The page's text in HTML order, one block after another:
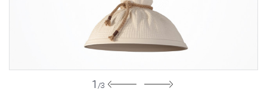
1 /3